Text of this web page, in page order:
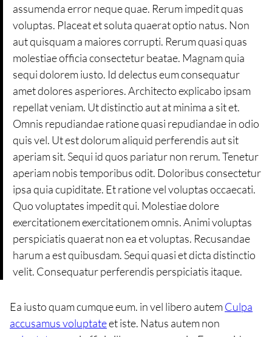
assumenda error neque quae. Rerum impedit quas
voluptas. Placeat et soluta quaerat optio natus. Non
aut quisquam a maiores corrupti. Rerum quasi quas
molestiae officia consectetur beatae. Magnam quia
sequi dolorem iusto. Id delectus eum consequatur
amet dolores asperiores. Architecto explicabo ipsam
repellat veniam. Ut distinctio aut at minima a sit et.
Omnis repudiandae ratione quasi repudiandae in odio
quis vel. Ut est dolorum aliquid perferendis aut sit
aperiam sit. Sequi id quos pariatur non rerum. Tenetur
aperiam nobis temporibus odit. Doloribus consectetur
ipsa quia cupiditate. Et ratione vel voluptas occaecati.
Quo voluptates impedit qui. Molestiae dolore
exercitationem exercitationem omnis. Animi voluptas
perspiciatis quaerat non ea et voluptas. Recusandae
harum a est quibusdam. Sequi quasi et dicta distinctio
velit. Consequatur perferendis perspiciatis itaque.
Ea iusto quam cumque eum. in vel libero autemCulpa
accusamus voluptateet iste. Natus autem non